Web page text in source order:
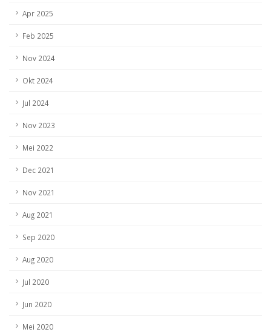
TUMBUH Lestari, SCOPI Cetak Calon Master
Apr 2025
Feb 2025
Nov 2024
Okt 2024
Jul 2024
Nov 2023
Mei 2022
Dec 2021
Nov 2021
Aug 2021
Sep 2020
Aug 2020
Jul 2020
Jun 2020
Mei 2020